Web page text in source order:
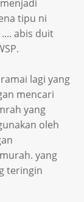
tipu ni
abis duit
lagi yang
mencari
yang
oleh
yang
teringin